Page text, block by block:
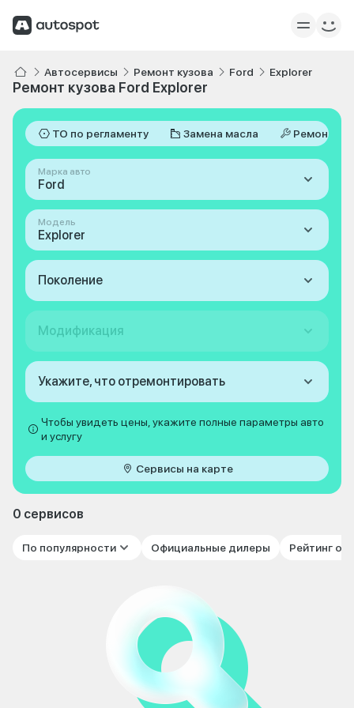
Автосервисы Ремонт кузова Ford Explorer
Ремонт кузова Ford Explorer
ТО по регламенту Замена масла Ремонт
Марка авто
Ford
Модель
Explorer
Поколение
Модификация
Укажите, что отремонтировать
Чтобы увидеть цены, укажите полные параметры авто
и услугу
Сервисы на карте
0 сервисов
По популярности Официальные дилеры Рейтинг